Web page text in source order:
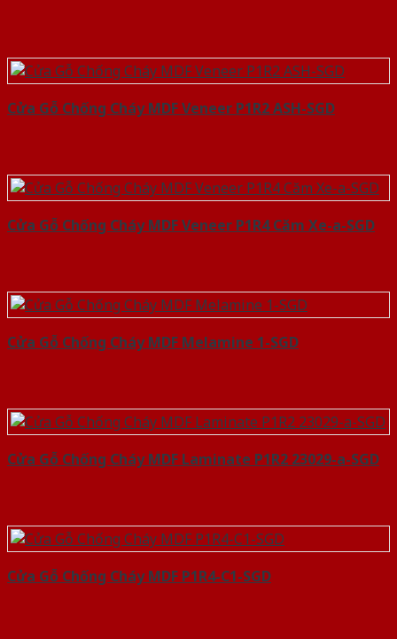
Cửa Gỗ Chống Cháy MDF Veneer P1R2 ASH-SGD
Cửa Gỗ Chống Cháy MDF Veneer P1R4 Căm Xe-a-SGD
Cửa Gỗ Chống Cháy MDF Melamine 1-SGD
Cửa Gỗ Chống Cháy MDF Laminate P1R2 23029-a-SGD
Cửa Gỗ Chống Cháy MDF P1R4-C1-SGD